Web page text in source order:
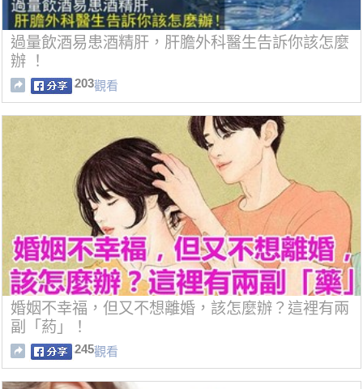
過量飲酒易患酒精肝，肝膽外科醫生告訴你該怎麼
辦 ！
203觀看
婚姻不幸福，但又不想離婚，該怎麼辦？這裡有兩
副「葯」！
245觀看